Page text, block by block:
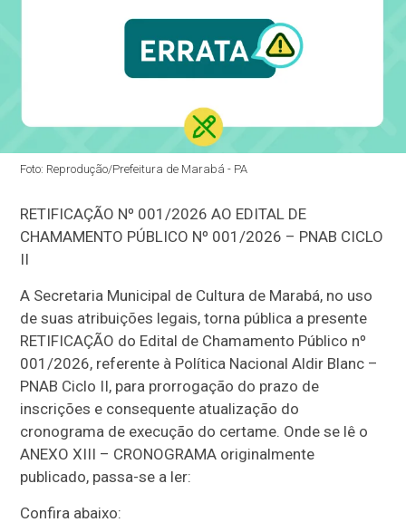
Foto: Reprodução/Prefeitura de Marabá - PA
RETIFICAÇÃO Nº 001/2026 AO EDITAL DE
CHAMAMENTO PÚBLICO Nº 001/2026 – PNAB CICLO
II
A Secretaria Municipal de Cultura de Marabá, no uso
de suas atribuições legais, torna pública a presente
RETIFICAÇÃO do Edital de Chamamento Público nº
001/2026, referente à Política Nacional Aldir Blanc –
PNAB Ciclo II, para prorrogação do prazo de
inscrições e consequente atualização do
cronograma de execução do certame. Onde se lê o
ANEXO XIII – CRONOGRAMA originalmente
publicado, passa-se a ler:
Confira abaixo: